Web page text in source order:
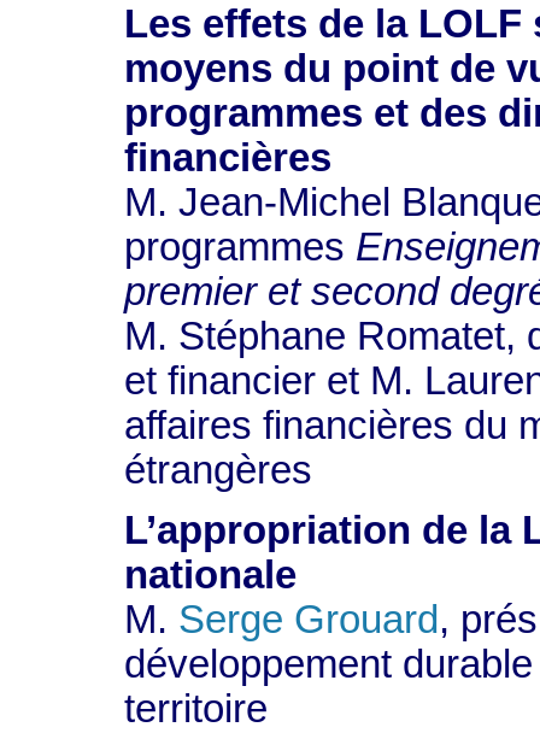
Les effets de la LOLF
moyens du point de
programmes et des
financières
M. Jean-Michel
programmes
premier et second
M. Stéphane Romatet,
et financier et M.
affaires financières du
étrangères
L’appropriation de la
nationale
M. Serge Grouard,
développement
territoire